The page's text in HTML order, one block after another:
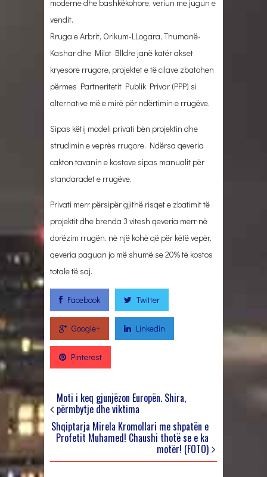
moderne dhe bashkëkohore, veriun me jugun e
vendit.
Rruga e Arbrit, Orikum-LLogara, Thumanë-
Kashar dhe Milot Blldre janë katër akset
kryesore rrugore, projektet e të cilave zbatohen
përmes Partneritetit Publik Privar (PPP) si
alternative më e mirë për ndërtimin e rrugëve.
Sipas këtij modeli privati bën projektin dhe
strudimin e veprës rrugore. Ndërsa qeveria
cakton tavanin e kostove sipas manualit për
standaradet e rrugëve.
Privati merr përsipër gjithë risqet e zbatimit të
projektit dhe brenda 3 vitesh qeveria merr në
dorëzim rrugën, në një kohë që për këtë vepër,
qeveria paguan jo më shumë se 20% të kostos
totale të saj.
Facebook Twitter
Google+ Linkedin
Pinterest
Moti i keq gjunjëzon Europën. Shira,
përmbytje dhe viktima
Shqiptarja Mirela Kromollari me shpatën e
Profetit Muhamed! Chaushi thotë se e ka
motër! (FOTO)